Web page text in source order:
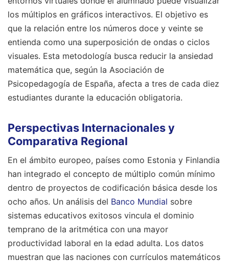
los múltiplos en gráficos interactivos. El objetivo es
que la relación entre los números doce y veinte se
entienda como una superposición de ondas o ciclos
visuales. Esta metodología busca reducir la ansiedad
matemática que, según la Asociación de
Psicopedagogía de España, afecta a tres de cada diez
estudiantes durante la educación obligatoria.
Perspectivas Internacionales y
Comparativa Regional
En el ámbito europeo, países como Estonia y Finlandia
han integrado el concepto de múltiplo común mínimo
dentro de proyectos de codificación básica desde los
ocho años. Un análisis del Banco Mundial sobre
sistemas educativos exitosos vincula el dominio
temprano de la aritmética con una mayor
productividad laboral en la edad adulta. Los datos
muestran que las naciones con currículos matemáticos